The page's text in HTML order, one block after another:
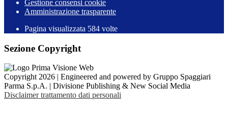
Gestione consensi cookie
Amministrazione trasparente
Pagina visualizzata 584 volte
Sezione Copyright
Copyright 2026 | Engineered and powered by Gruppo Spaggiari
Parma S.p.A. | Divisione Publishing & New Social Media
Disclaimer trattamento dati personali